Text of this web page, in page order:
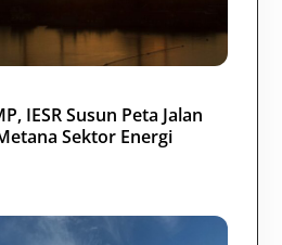
IESR Susun Peta Jalan
Sektor Energi